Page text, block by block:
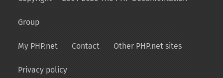
Group
My PHP.net Contact Other PHP.net sites
Privacy policy